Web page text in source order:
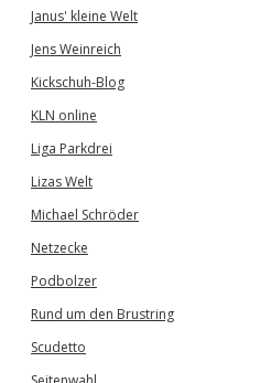
Janus' kleine Welt
Jens Weinreich
Kickschuh-Blog
KLN online
Liga Parkdrei
Lizas Welt
Michael Schröder
Netzecke
Podbolzer
Rund um den Brustring
Scudetto